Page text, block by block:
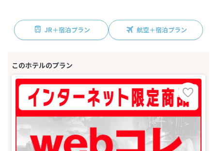
JR＋宿泊プラン 航空＋宿泊プラン